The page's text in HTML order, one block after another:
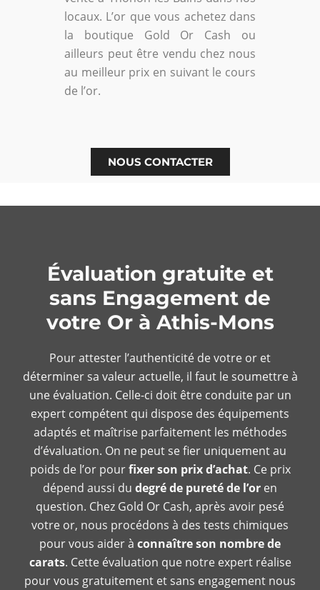
locaux. L’or que vous achetez dans
la boutique Gold Or Cash ou
ailleurs peut être vendu chez nous
au meilleur prix en suivant le cours
de l’or.
NOUS CONTACTER
Évaluation gratuite et
sans Engagement de
votre Or à Athis-Mons
Pour attester l’authenticité de votre or et
déterminer sa valeur actuelle, il faut le soumettre à
une évaluation. Celle-ci doit être conduite par un
expert compétent qui dispose des équipements
adaptés et maîtrise parfaitement les méthodes
d’évaluation. On ne peut se fier uniquement au
poids de l’or pourfixer son prix d’achat. Ce prix
dépend aussi du degré de pureté de l’or en
question. Chez Gold Or Cash, après avoir pesé
votre or, nous procédons à des tests chimiques
pour vous aider à connaître son nombre de
carats. Cette évaluation que notre expert réalise
pour vous gratuitement et sans engagement nous